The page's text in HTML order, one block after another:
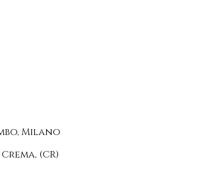
Milano
(CR)